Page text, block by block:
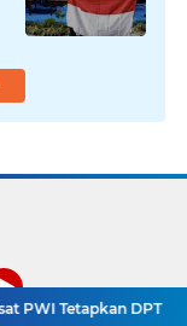
DPT Final